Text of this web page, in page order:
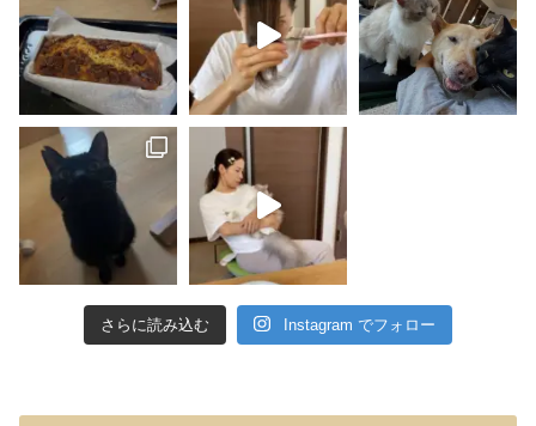
さらに読み込む Instagram でフォロー